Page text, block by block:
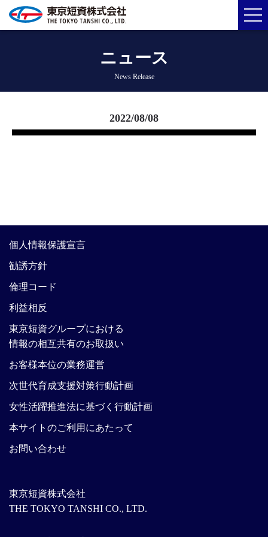
ニュース
News Release
2022/08/08
東京短資株式会社
THE TOKYO TANSHI CO., LTD.
個人情報保護宣言
勧誘方針
倫理コード
利益相反
東京短資グループにおける
情報の相互共有のお取扱い
お客様本位の業務運営
次世代育成支援対策行動計画
女性活躍推進法に基づく行動計画
本サイトのご利用にあたって
お問い合わせ